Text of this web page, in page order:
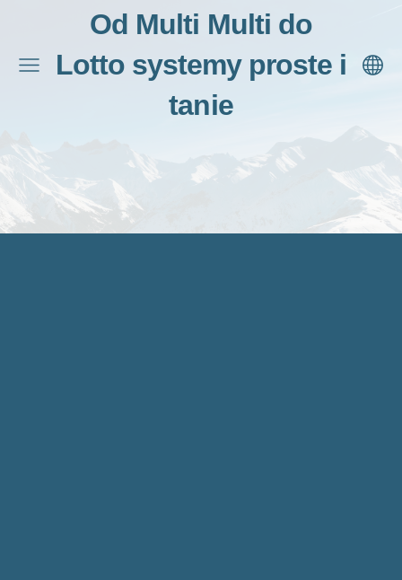
Od Multi Multi do
Lotto systemy proste i
tanie